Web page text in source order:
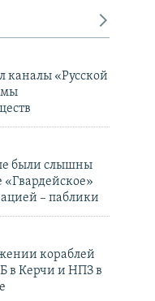
каналы «Русской
были слышны
– паблики
кораблей
в Керчи и НПЗ в